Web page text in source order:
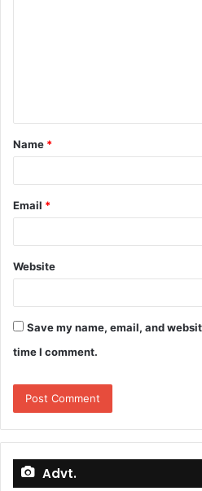
t
*
Name *
Email *
Website
Save my name, email, and
time I comment.
Advt.